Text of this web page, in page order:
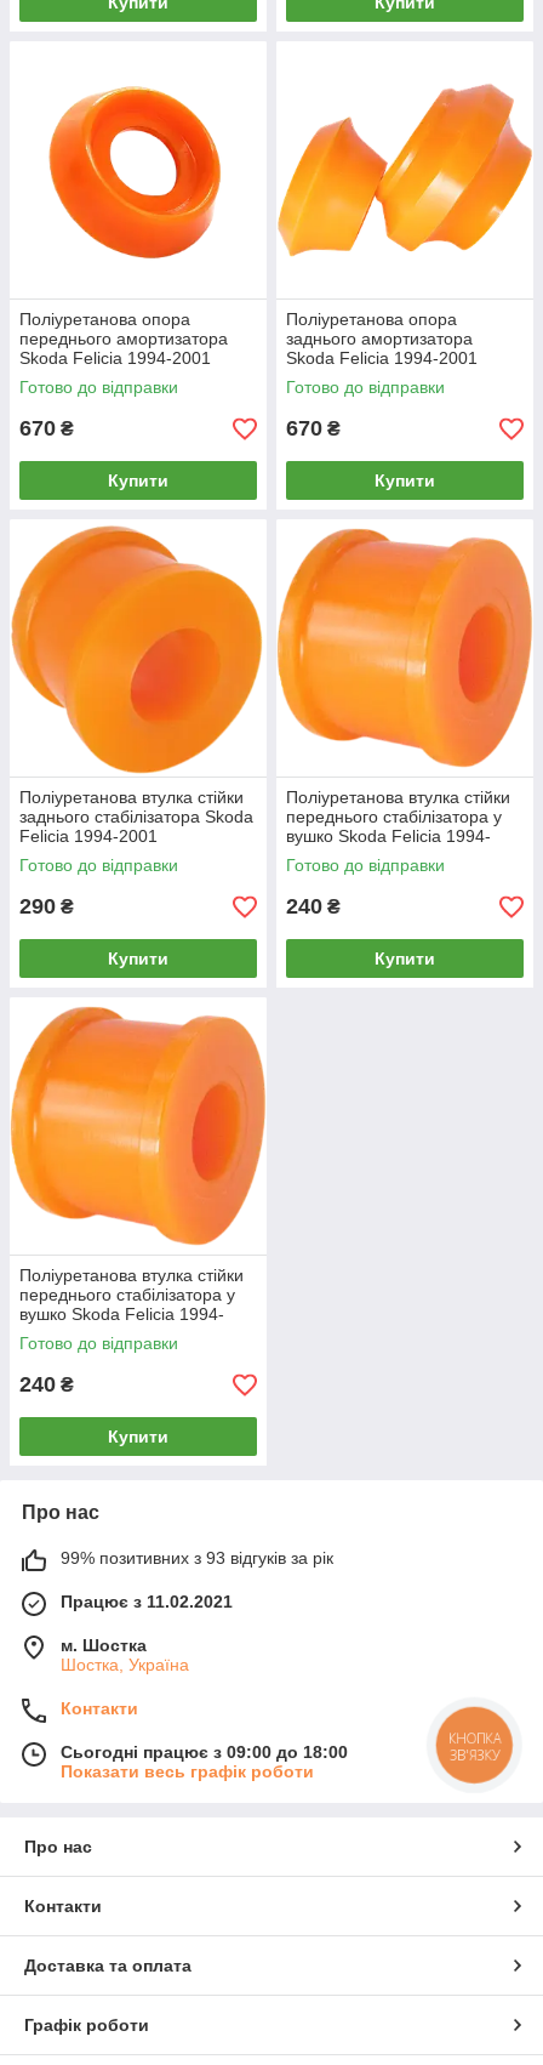
Поліуретанова опора
переднього амортизатора
Skoda Felicia 1994-2001
Готово до відправки
670 ₴
Купити
Поліуретанова опора
заднього амортизатора
Skoda Felicia 1994-2001
комплект
Готово до відправки
670 ₴
Купити
Поліуретанова втулка стійки
заднього стабілізатора Skoda
Felicia 1994-2001
Готово до відправки
290 ₴
Купити
Поліуретанова втулка стійки
переднього стабілізатора у
вушко Skoda Felicia 1994-
2001
Готово до відправки
240 ₴
Купити
Поліуретанова втулка стійки
переднього стабілізатора у
вушко Skoda Felicia 1994-
2001 ПІД ВИРОБІТКУ
Готово до відправки
240 ₴
Купити
Про нас
99% позитивних з 93 відгуків за рік
Працює з 11.02.2021
м. Шостка
Шостка, Україна
Контакти
Сьогодні працює з 09:00 до 18:00
Показати весь графік роботи
Про нас
Контакти
Доставка та оплата
Графік роботи
КНОПКА
ЗВ'ЯЗКУ